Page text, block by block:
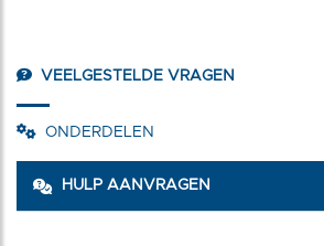
VEELGESTELDE VRAGEN
ONDERDELEN
HULP AANVRAGEN